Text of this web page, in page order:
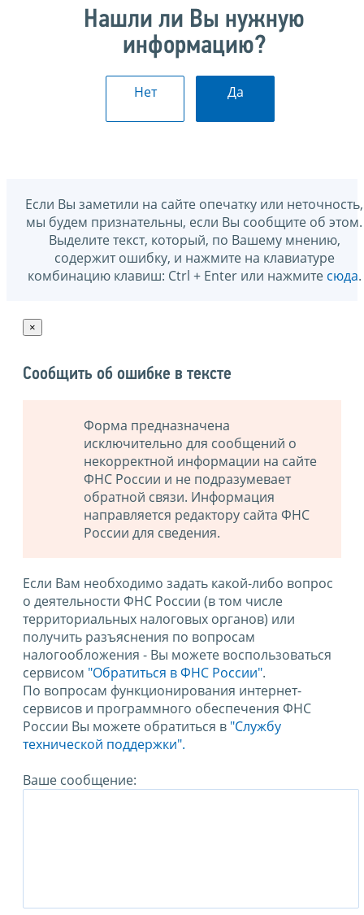
Нашли ли Вы нужную
информацию?
Нет Да
Если Вы заметили на сайте опечатку или неточность,
мы будем признательны, если Вы сообщите об этом.
Выделите текст, который, по Вашему мнению,
содержит ошибку, и нажмите на клавиатуре
комбинацию клавиш: Ctrl + Enter или нажмите сюда.
×
Сообщить об ошибке в тексте
Форма предназначена
исключительно для сообщений о
некорректной информации на сайте
ФНС России и не подразумевает
обратной связи. Информация
направляется редактору сайта ФНС
России для сведения.
Если Вам необходимо задать какой-либо вопрос
о деятельности ФНС России (в том числе
территориальных налоговых органов) или
получить разъяснения по вопросам
налогообложения - Вы можете воспользоваться
сервисом "Обратиться в ФНС России".
По вопросам функционирования интернет-
сервисов и программного обеспечения ФНС
России Вы можете обратиться в "Службу
технической поддержки".
Ваше сообщение: